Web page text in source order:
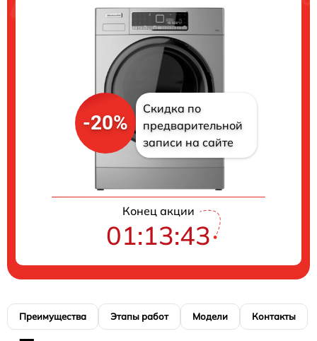
-20%
Скидка по
предварительной
записи на сайте
Конец акции
01:13:42
Преимущества Этапы работ Модели Контакты